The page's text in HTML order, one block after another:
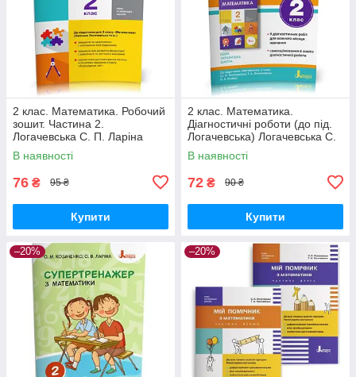
2 клас. Математика. Робочий
зошит. Частина 2.
Логачевська С. П. Ларіна
О.В., Літера
В наявності
76 ₴ 95 ₴
Купити
2 клас. Математика.
Діагностичні роботи (до під.
Логачевська) Логачевська С.
П. Літера
В наявності
72 ₴ 90 ₴
Купити
–20% –20%